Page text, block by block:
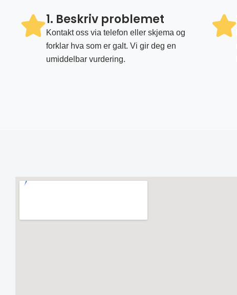
1. Beskriv problemet
Kontakt oss via telefon eller skjema og
forklar hva som er galt. Vi gir deg en
umiddelbar vurdering.